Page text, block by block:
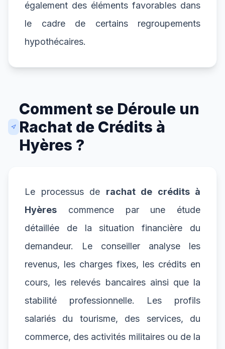
également des éléments favorables dans
le cadre de certains regroupements
hypothécaires.
Comment se Déroule un
Rachat de Crédits à
Hyères ?
Le processus de rachat de crédits à
Hyères commence par une étude
détaillée de la situation financière du
demandeur. Le conseiller analyse les
revenus, les charges fixes, les crédits en
cours, les relevés bancaires ainsi que la
stabilité professionnelle. Les profils
salariés du tourisme, des services, du
commerce, des activités militaires ou de la